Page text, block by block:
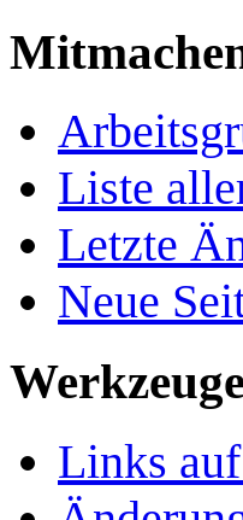
Liste
Letzte
Neue
Links